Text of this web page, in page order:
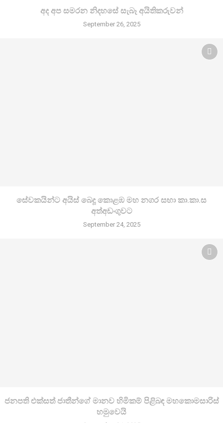
අද අප සමරන නිදහසේ සැබෑ අයිතිකරුවන්
September 26, 2025
සේවකයින්ට අයිස් බෙදූ කොළඹ මහ නගර සභා කා.කා.ස
අත්අඩංගුවට
September 24, 2025
ජනපති එක්සත් ජාතීන්ගේ මානව හිමිකම් පිළිබඳ මහකොමසාරිස්
හමුවෙයි